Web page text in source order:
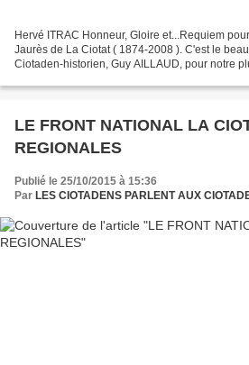
Hervé ITRAC Honneur, Gloire et...Requiem
Jaurès de La Ciotat ( 1874-2008 ). C'est le
Ciotaden-historien, Guy AILLAUD, pour notre
LE FRONT NATIONAL LA
REGIONALES
Publié le 25/10/2015 à 15:36
Par LES CIOTADENS PARLENT AUX